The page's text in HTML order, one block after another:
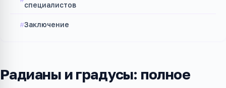
специалистов
Заключение
Радианы и градусы: полное